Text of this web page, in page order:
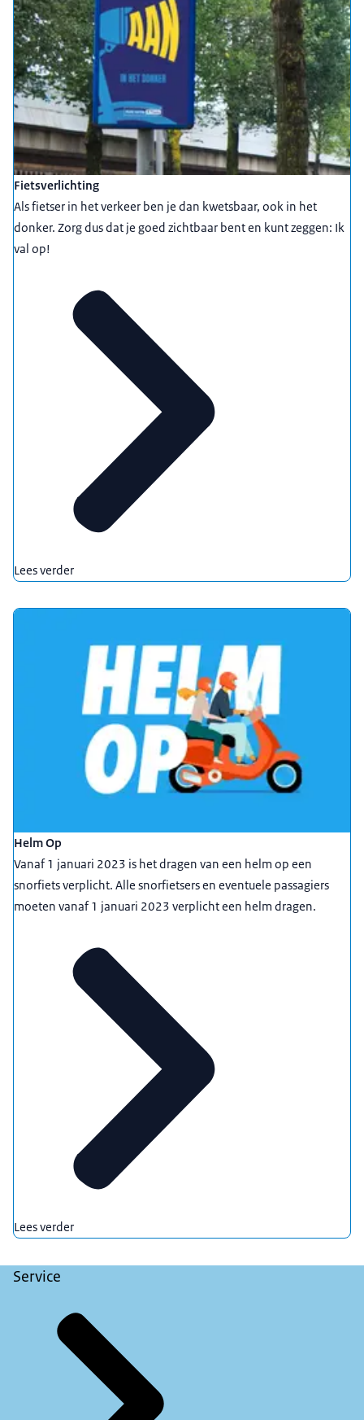
Fietsverlichting
Als fietser in het verkeer ben je dan kwetsbaar, ook in het
donker. Zorg dus dat je goed zichtbaar bent en kunt zeggen: Ik
val op!
Lees verder
Helm Op
Vanaf 1 januari 2023 is het dragen van een helm op een
snorfiets verplicht. Alle snorfietsers en eventuele passagiers
moeten vanaf 1 januari 2023 verplicht een helm dragen.
Lees verder
Service